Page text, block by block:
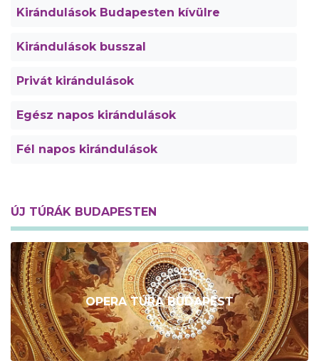
Kirándulások Budapesten kívülre
Kirándulások busszal
Privát kirándulások
Egész napos kirándulások
Fél napos kirándulások
ÚJ TÚRÁK BUDAPESTEN
OPERA TÚRA BUDAPEST